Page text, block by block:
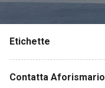
Etichette
Contatta Aforismario